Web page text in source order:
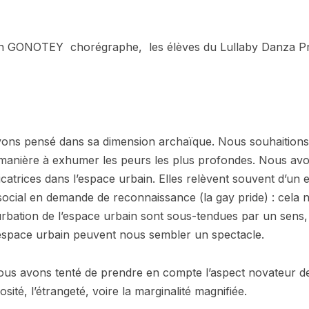
GONOTEY chorégraphe, les élèves du Lullaby Danza
pensé dans sa dimension archaïque. Nous
à exhumer les peurs les plus profondes. Nous
dans l’espace urbain. Elles relèvent souvent d’un
en demande de reconnaissance (la gay pride) : cela
de l’espace urbain sont sous-tendues par un
urbain peuvent nous sembler un spectacle.
avons tenté de prendre en compte l’aspect novateur
l’étrangeté, voire la marginalité magnifiée.